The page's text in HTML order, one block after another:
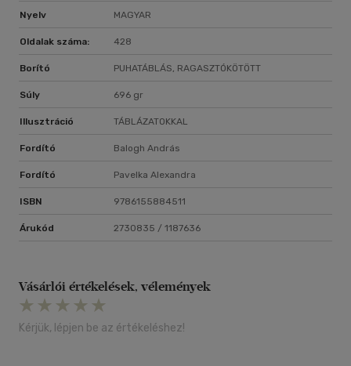
Nyelv MAGYAR
Oldalak száma: 428
Borító PUHATÁBLÁS, RAGASZTÓKÖTÖTT
Súly 696 gr
Illusztráció TÁBLÁZATOKKAL
Fordító Balogh András
Fordító Pavelka Alexandra
ISBN 9786155884511
Árukód 2730835 / 1187636
Vásárlói értékelések, vélemények
Kérjük, lépjen be az értékeléshez!